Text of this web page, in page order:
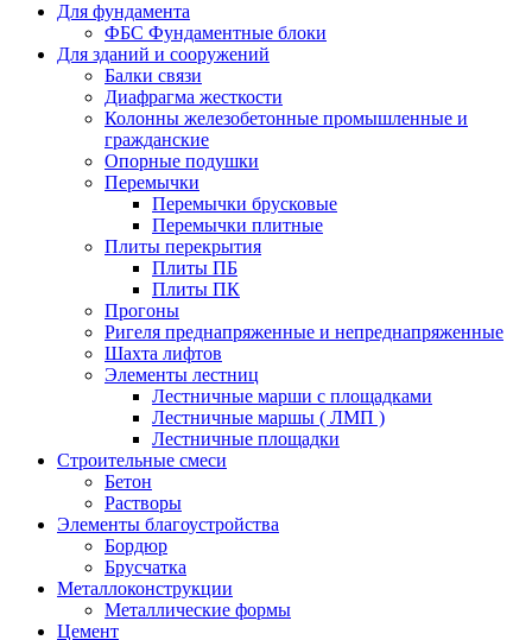
Для фундамента
ФБС Фундаментные блоки
Для зданий и сооружений
Балки связи
Диафрагма жесткости
Колонны железобетонные промышленные и
гражданские
Опорные подушки
Перемычки
Перемычки брусковые
Перемычки плитные
Плиты перекрытия
Плиты ПБ
Плиты ПК
Прогоны
Ригеля преднапряженные и непреднапряженные
Шахта лифтов
Элементы лестниц
Лестничные марши с площадками
Лестничные маршы ( ЛМП )
Лестничные площадки
Строительные смеси
Бетон
Растворы
Элементы благоустройства
Бордюр
Брусчатка
Металлоконструкции
Металлические формы
Цемент